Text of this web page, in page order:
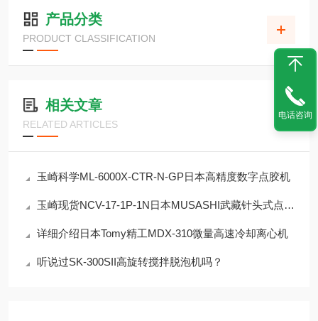
产品分类
PRODUCT CLASSIFICATION
相关文章
RELATED ARTICLES
玉崎科学ML-6000X-CTR-N-GP日本高精度数字点胶机
玉崎现货NCV-17-1P-1N日本MUSASHI武藏针头式点胶控制阀
详细介绍日本Tomy精工MDX-310微量高速冷却离心机
听说过SK-300SII高旋转搅拌脱泡机吗？
电话咨询